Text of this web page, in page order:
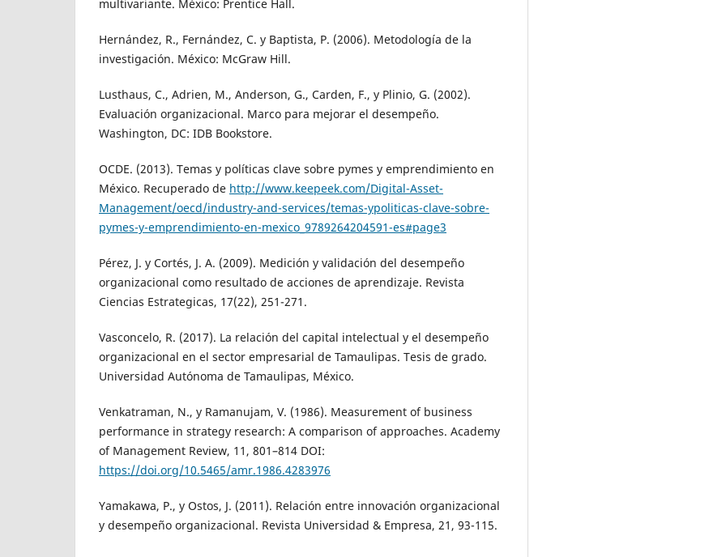
multivariante. México: Prentice Hall.
Hernández, R., Fernández, C. y Baptista, P. (2006). Metodología de la
investigación. México: McGraw Hill.
Lusthaus, C., Adrien, M., Anderson, G., Carden, F., y Plinio, G. (2002).
Evaluación organizacional. Marco para mejorar el desempeño.
Washington, DC: IDB Bookstore.
OCDE. (2013). Temas y políticas clave sobre pymes y emprendimiento en
México. Recuperado de http://www.keepeek.com/Digital-Asset-
Management/oecd/industry-and-services/temas-ypoliticas-clave-sobre-
pymes-y-emprendimiento-en-mexico_9789264204591-es#page3
Pérez, J. y Cortés, J. A. (2009). Medición y validación del desempeño
organizacional como resultado de acciones de aprendizaje. Revista
Ciencias Estrategicas, 17(22), 251-271.
Vasconcelo, R. (2017). La relación del capital intelectual y el desempeño
organizacional en el sector empresarial de Tamaulipas. Tesis de grado.
Universidad Autónoma de Tamaulipas, México.
Venkatraman, N., y Ramanujam, V. (1986). Measurement of business
performance in strategy research: A comparison of approaches. Academy
of Management Review, 11, 801–814 DOI:
https://doi.org/10.5465/amr.1986.4283976
Yamakawa, P., y Ostos, J. (2011). Relación entre innovación organizacional
y desempeño organizacional. Revista Universidad & Empresa, 21, 93-115.